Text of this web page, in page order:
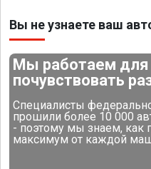
Вы не узнаете ваш
Мы работаем для
почувствовать
Специалисты
прошили более 10 000
- поэтому мы знаем, как
максимум от каждой